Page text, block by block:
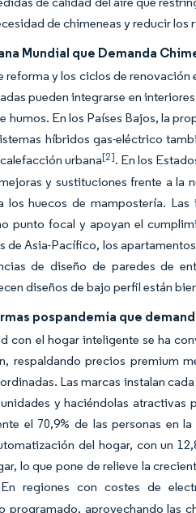
de chimeneas y reducir
Mundial que Demanda
reforma y los ciclos de renovación
pueden integrarse en
humos. En los Países Bajos, la
híbridos gas-eléctrico
urbana[2]. En los
y sustituciones frente a la
los huecos de mampostería. Las
punto focal y apoyan el
de Asia-Pacífico, los
de diseño de paredes de
diseños de bajo perfil están
pospandemia que
con el hogar inteligente se ha
respaldando precios premium
Las marcas instalan
y haciéndolas atractivas
el 70,9% de las personas en
del hogar, con un
lo que pone de relieve la
regiones con costes de
programado, aprovechando las